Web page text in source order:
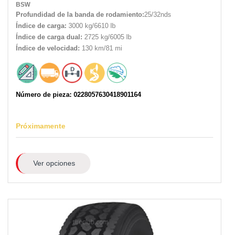
BSW
Profundidad de la banda de rodamiento:25/32nds
Índice de carga: 3000 kg/6610 lb
Índice de carga dual: 2725 kg/6005 lb
Índice de velocidad: 130 km/81 mi
Número de pieza: 0228057630418901164
Próximamente
Ver opciones